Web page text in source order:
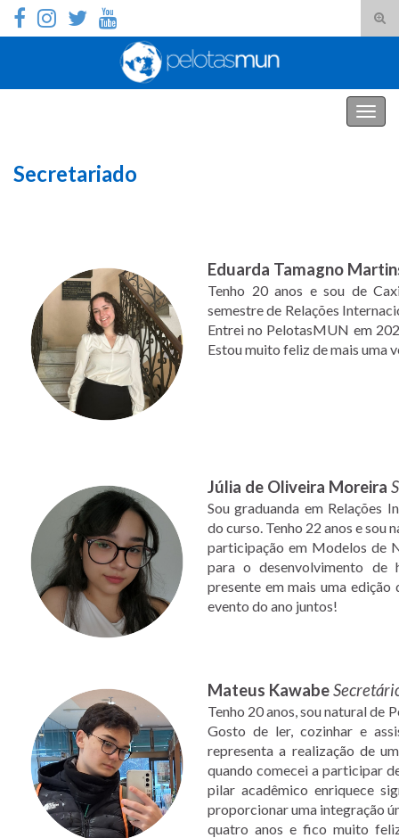
Search for:
Secretariado
Eduarda Tamagno
Tenho 20 anos e sou de
semestre de Relações
Entrei no PelotasMUN em
Estou muito feliz de mais uma
Júlia de Oliveira Moreira
Sou graduanda em Relações
do curso. Tenho 22 anos e sou
participação em Modelos de
para o desenvolvimento de
presente em mais uma
evento do ano juntos!
Mateus Kawabe
Tenho 20 anos, sou natural de
Gosto de ler, cozinhar e
representa a realização de
quando comecei a participar
pilar acadêmico enriquece
proporcionar uma integração
quatro anos e fico muito